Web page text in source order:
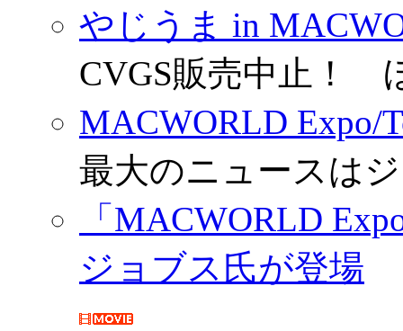
やじうま in
CVGS販売中止！
MACWORLD Expo/
最大のニュースは
「MACWORLD
ジョブス氏が登場